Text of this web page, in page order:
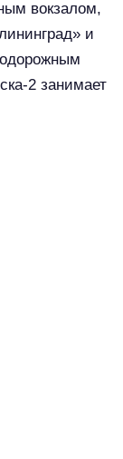
вокзалом,
и
2 занимает